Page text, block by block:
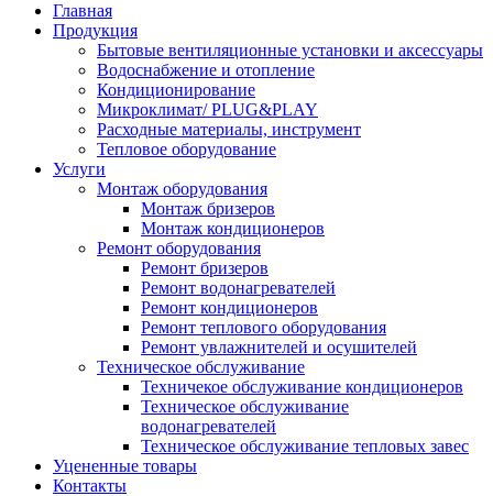
Главная
Продукция
Бытовые вентиляционные установки и аксессуары
Водоснабжение и отопление
Кондиционирование
Микроклимат/ PLUG&PLAY
Расходные материалы, инструмент
Тепловое оборудование
Услуги
Монтаж оборудования
Монтаж бризеров
Монтаж кондиционеров
Ремонт оборудования
Ремонт бризеров
Ремонт водонагревателей
Ремонт кондиционеров
Ремонт теплового оборудования
Ремонт увлажнителей и осушителей
Техническое обслуживание
Техничекое обслуживание кондиционеров
Техническое обслуживание
водонагревателей
Техническое обслуживание тепловых завес
Уцененные товары
Контакты